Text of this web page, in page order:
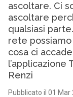
ascoltare. Ci
ascoltare
qualsiasi
rete
cosa ci
Renzi
Pubblicato il 01 Mar